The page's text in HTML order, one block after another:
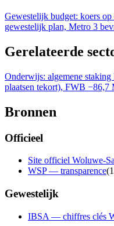
Gewestelijk budget: koers
gewestelijk plan, Metro 3
Gerelateerde
Onderwijs: algemene
plaatsen tekort), FWB
Bronnen
Officieel
Site officiel Woluwe-
WSP — transparence(
Gewestelijk
IBSA — chiffres clés